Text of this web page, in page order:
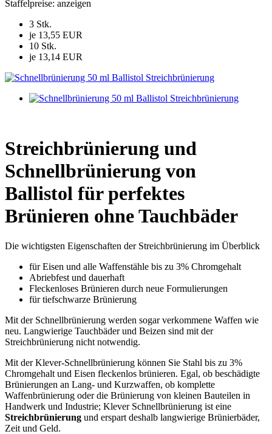
Staffelpreise: anzeigen
3 Stk.
je 13,55 EUR
10 Stk.
je 13,14 EUR
Streichbrünierung und
Schnellbrünierung von
Ballistol für perfektes
Brünieren ohne Tauchbäder
Die wichtigsten Eigenschaften der Streichbrünierung im Überblick
für Eisen und alle Waffenstähle bis zu 3% Chromgehalt
Abriebfest und dauerhaft
Fleckenloses Brünieren durch neue Formulierungen
für tiefschwarze Brünierung
Mit der Schnellbrünierung werden sogar verkommene Waffen wie
neu. Langwierige Tauchbäder und Beizen sind mit der
Streichbrünierung nicht notwendig.
Mit der Klever-Schnellbrünierung können Sie Stahl bis zu 3%
Chromgehalt und Eisen fleckenlos brünieren. Egal, ob beschädigte
Brünierungen an Lang- und Kurzwaffen, ob komplette
Waffenbrünierung oder die Brünierung von kleinen Bauteilen in
Handwerk und Industrie; Klever Schnellbrünierung ist eine
Streichbrünierung und erspart deshalb langwierige Brünierbäder,
Zeit und Geld.